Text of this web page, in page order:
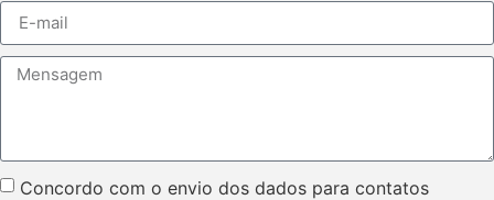
Concordo com o envio dos dados para contatos